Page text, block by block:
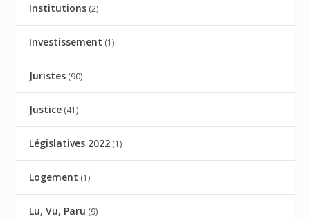
Institutions (2)
Investissement (1)
Juristes (90)
Justice (41)
Législatives 2022 (1)
Logement (1)
Lu, Vu, Paru (9)